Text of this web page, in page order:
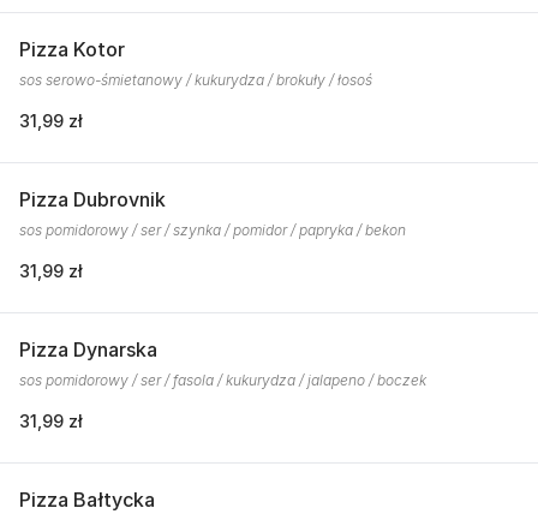
Pizza Kotor
sos serowo-śmietanowy / kukurydza / brokuły / łosoś
31,99 zł
Pizza Dubrovnik
sos pomidorowy / ser / szynka / pomidor / papryka / bekon
31,99 zł
Pizza Dynarska
sos pomidorowy / ser / fasola / kukurydza / jalapeno / boczek
31,99 zł
Pizza Bałtycka